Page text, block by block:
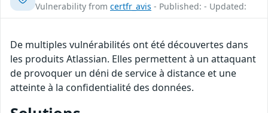
Vulnerability from certfr_avis - Published: - Updated:
De multiples vulnérabilités ont été découvertes dans
les produits Atlassian. Elles permettent à un attaquant
de provoquer un déni de service à distance et une
atteinte à la confidentialité des données.